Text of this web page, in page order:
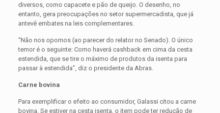
diversos, como capacete e pão de queijo. O desenho, no
entanto, gera preocupações no setor supermercadista, que já
antevê embates na leis complementares.
“Não nos opomos (ao parecer do relator no Senado). O único
temor é o seguinte: Como haverá cashback em cima da cesta
estendida, que se tire o máximo de produtos da isenta para
passar à estendida”, diz o presidente da Abras.
Carne bovina
Para exemplificar o efeito ao consumidor, Galassi citou a carne
bovina. Se estiver na cesta isenta, o item pode ter redução de